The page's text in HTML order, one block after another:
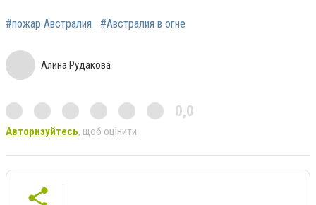
#пожар Австралия #Австралия в огне
Алина Рудакова
0,0
Авторизуйтесь, щоб оцінити